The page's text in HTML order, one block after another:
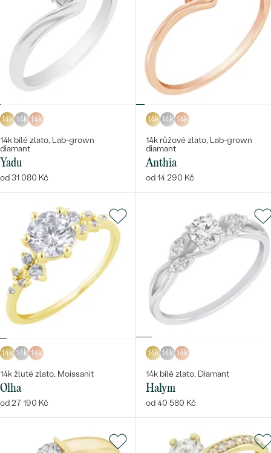
14k 14k 14k
14k bílé zlato, Lab-grown
diamant
Yadu
od 31 080 Kč
14k 14k 14k
14k růžové zlato, Lab-grown
diamant
Anthia
od 14 290 Kč
14k 14k 14k
14k žluté zlato, Moissanit
Olha
od 27 190 Kč
14k 14k 14k
14k bílé zlato, Diamant
Halym
od 40 580 Kč